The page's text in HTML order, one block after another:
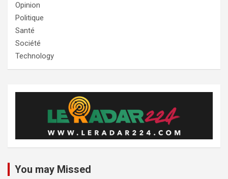
Opinion
Politique
Santé
Société
Technology
You may Missed